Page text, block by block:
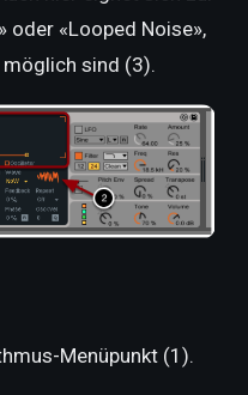
oder «Looped Noise»,
sind (3).
Menüpunkt (1).